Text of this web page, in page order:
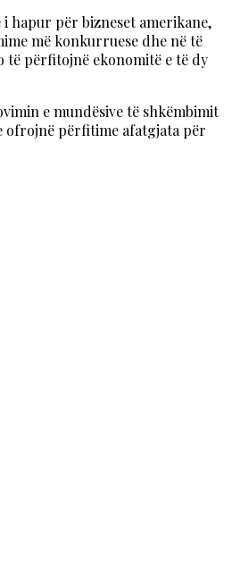
hapur për bizneset amerikane,
më konkurruese dhe në të
të përfitojnë ekonomitë e të dy
e mundësive të shkëmbimit
ofrojnë përfitime afatgjata për